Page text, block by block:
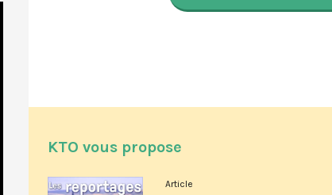
KTO vous propose
Article